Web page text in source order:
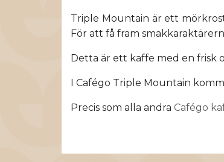
Triple Mountain är ett
För att få fram
Detta är ett kaffe med en frisk
I Cafégo Triple Mountain
Precis som alla andra Cafégo